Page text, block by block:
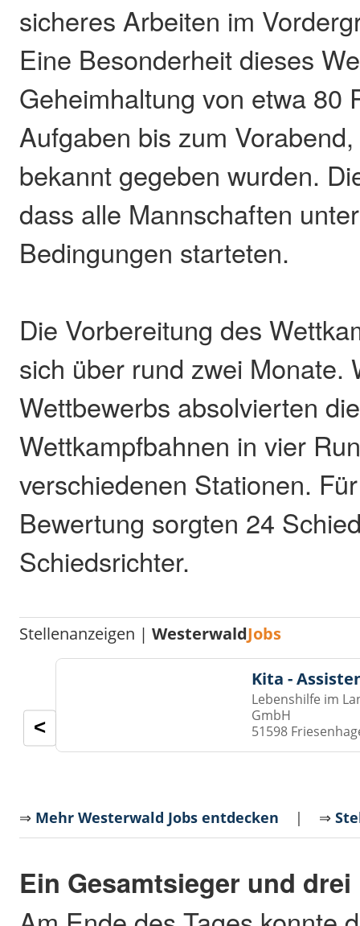
sicheres Arbeiten im
Eine Besonderheit dieses
Geheimhaltung von etwa 80
Aufgaben bis zum
bekannt gegeben wurden.
dass alle Mannschaften
Bedingungen starteten.
Die Vorbereitung des
sich über rund zwei Monate.
Wettbewerbs absolvierten
Wettkampfbahnen in vier
verschiedenen Stationen.
Bewertung sorgten 24
Schiedsrichter.
Stellenanzeigen |WesterwaldJobs
Kita -
Lebenshilfe im
GmbH
51598
<
⇒ Mehr Westerwald Jobs entdecken | ⇒
Ein Gesamtsieger und